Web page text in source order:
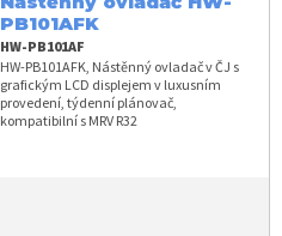
PB101AFK
HW-PB101AF
HW-PB101AFK, Nástěnný ovladač v ČJ s
grafickým LCD displejem v luxusním
provedení, týdenní plánovač,
kompatibilní s MRV R32